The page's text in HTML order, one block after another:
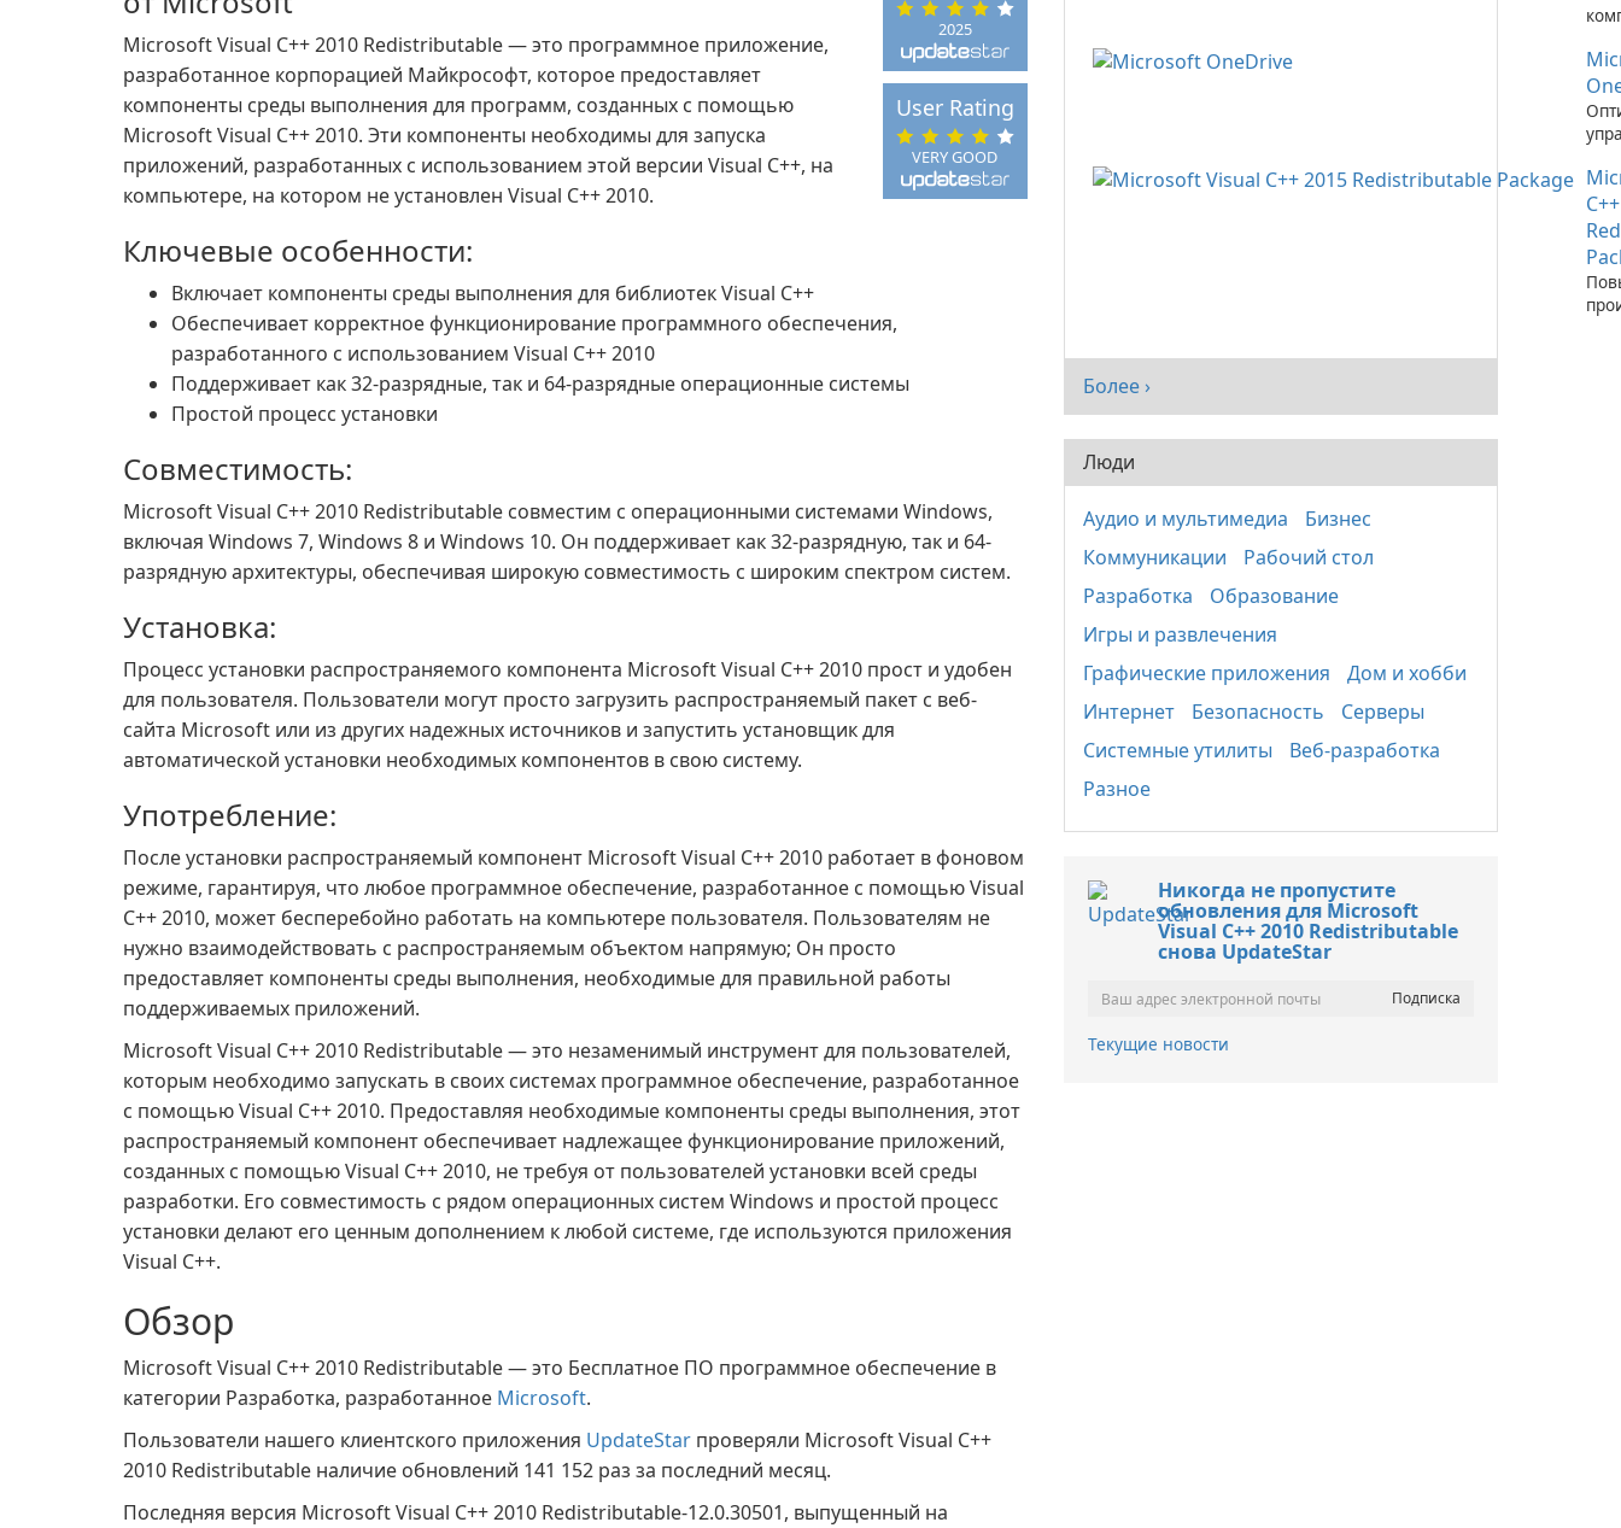
2025
VERY GOOD
User Rating
Microsoft Visual C++ 2010 Redistributable — это программное приложение,
разработанное корпорацией Майкрософт, которое предоставляет
компоненты среды выполнения для программ, созданных с помощью
Microsoft Visual C++ 2010. Эти компоненты необходимы для запуска
приложений, разработанных с использованием этой версии Visual C++, на
компьютере, на котором не установлен Visual C++ 2010.
Ключевые особенности:
Включает компоненты среды выполнения для библиотек Visual C++
Обеспечивает корректное функционирование программного обеспечения,
разработанного с использованием Visual C++ 2010
Поддерживает как 32-разрядные, так и 64-разрядные операционные системы
Простой процесс установки
Совместимость:
Microsoft Visual C++ 2010 Redistributable совместим с операционными системами Windows,
включая Windows 7, Windows 8 и Windows 10. Он поддерживает как 32-разрядную, так и 64-
разрядную архитектуры, обеспечивая широкую совместимость с широким спектром систем.
Установка:
Процесс установки распространяемого компонента Microsoft Visual C++ 2010 прост и удобен
для пользователя. Пользователи могут просто загрузить распространяемый пакет с веб-
сайта Microsoft или из других надежных источников и запустить установщик для
автоматической установки необходимых компонентов в свою систему.
Употребление:
После установки распространяемый компонент Microsoft Visual C++ 2010 работает в фоновом
режиме, гарантируя, что любое программное обеспечение, разработанное с помощью Visual
C++ 2010, может бесперебойно работать на компьютере пользователя. Пользователям не
нужно взаимодействовать с распространяемым объектом напрямую; Он просто
предоставляет компоненты среды выполнения, необходимые для правильной работы
поддерживаемых приложений.
Microsoft Visual C++ 2010 Redistributable — это незаменимый инструмент для пользователей,
которым необходимо запускать в своих системах программное обеспечение, разработанное
с помощью Visual C++ 2010. Предоставляя необходимые компоненты среды выполнения, этот
распространяемый компонент обеспечивает надлежащее функционирование приложений,
созданных с помощью Visual C++ 2010, не требуя от пользователей установки всей среды
разработки. Его совместимость с рядом операционных систем Windows и простой процесс
установки делают его ценным дополнением к любой системе, где используются приложения
Visual C++.
Обзор
Microsoft Visual C++ 2010 Redistributable — это Бесплатное ПО программное обеспечение в
категории Разработка, разработанное Microsoft.
Пользователи нашего клиентского приложения UpdateStar проверяли Microsoft Visual C++
2010 Redistributable наличие обновлений 141 152 раз за последний месяц.
Последняя версия Microsoft Visual C++ 2010 Redistributable-12.0.30501, выпущенный на
C++
Более ›
Люди
Аудио и мультимедиа
Бизнес
Коммуникации
Рабочий стол
Разработка
Образование
Игры и развлечения
Графические приложения
Дом и хобби
Интернет
Безопасность
Серверы
Системные утилиты
Веб-разработка
Разное
Никогда не пропустите
обновления для Microsoft
Visual C++ 2010 Redistributable
снова UpdateStar
Текущие новости